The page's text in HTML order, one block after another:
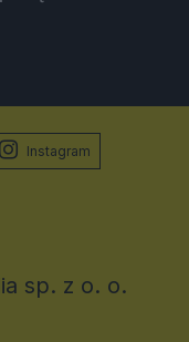
Instagram
sp. z o. o.